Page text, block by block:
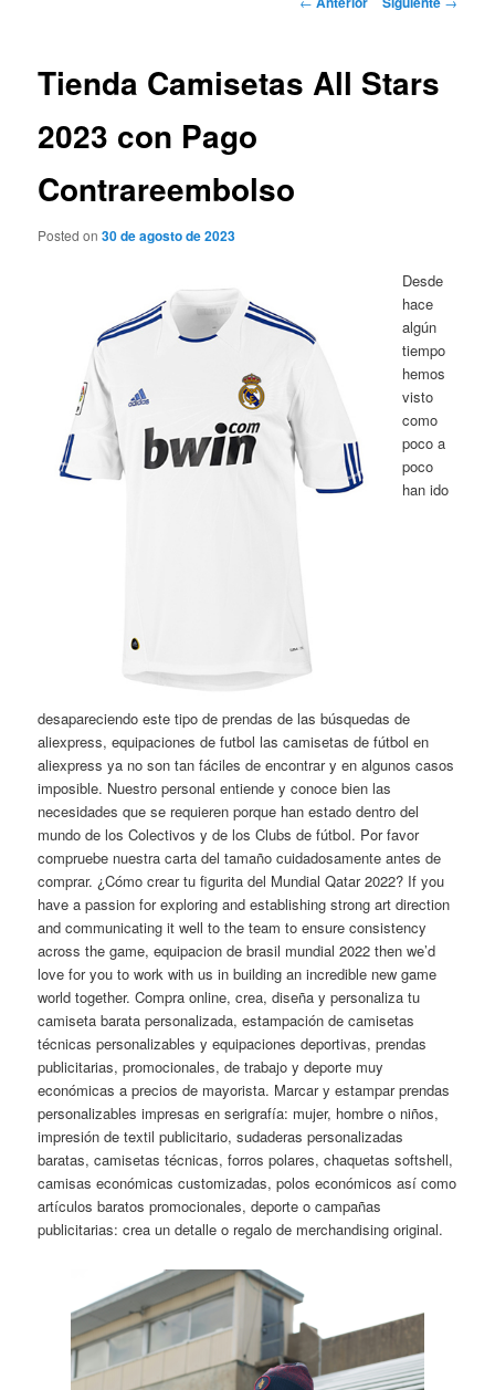
Tienda Camisetas All Stars
2023 con Pago
Contrareembolso
Posted on30 de agosto de 2023
Desde
hace
algún
tiempo
hemos
visto
como
poco a
poco
han ido
desapareciendo este tipo de prendas de las búsquedas de
aliexpress, equipaciones de futbol las camisetas de fútbol en
aliexpress ya no son tan fáciles de encontrar y en algunos casos
imposible. Nuestro personal entiende y conoce bien las
necesidades que se requieren porque han estado dentro del
mundo de los Colectivos y de los Clubs de fútbol. Por favor
compruebe nuestra carta del tamaño cuidadosamente antes de
comprar. ¿Cómo crear tu figurita del Mundial Qatar 2022? If you
have a passion for exploring and establishing strong art direction
and communicating it well to the team to ensure consistency
across the game, equipacion de brasil mundial 2022 then we’d
love for you to work with us in building an incredible new game
world together. Compra online, crea, diseña y personaliza tu
camiseta barata personalizada, estampación de camisetas
técnicas personalizables y equipaciones deportivas, prendas
publicitarias, promocionales, de trabajo y deporte muy
económicas a precios de mayorista. Marcar y estampar prendas
personalizables impresas en serigrafía: mujer, hombre o niños,
impresión de textil publicitario, sudaderas personalizadas
baratas, camisetas técnicas, forros polares, chaquetas softshell,
camisas económicas customizadas, polos económicos así como
artículos baratos promocionales, deporte o campañas
publicitarias: crea un detalle o regalo de merchandising original.